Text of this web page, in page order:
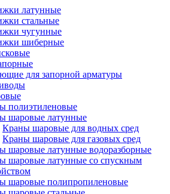
латунные
стальные
чугунные
шиберные
для запорной арматуры
полиэтиленовые
шаровые латунные
Краны шаровые для водных сред
Краны шаровые для газовых сред
шаровые латунные водоразборные
шаровые латунные со спускным
шаровые полипропиленовые